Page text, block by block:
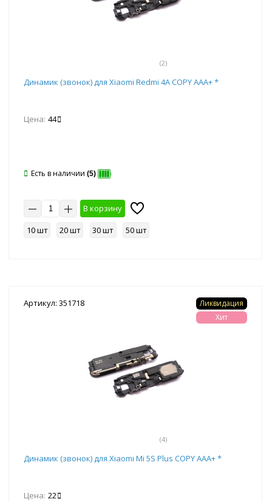
(2)
Динамик (звонок) для Xiaomi Redmi 4А COPY AAA+ *
Цена: 44
Есть в наличии (5)
В корзину
10 шт
20 шт 30 шт 50 шт
Артикул: 351718
(4)
Ликвидация
Хит
Динамик (звонок) для Xiaomi Mi 5S Plus COPY AAA+ *
Цена: 22